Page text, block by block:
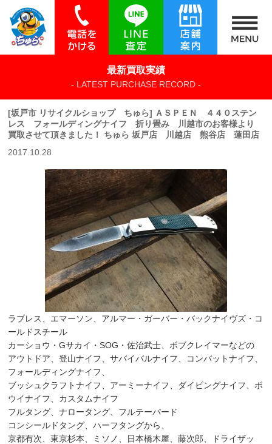
最新買取実績
- LATEST PURCHASE RECORD -
[坂戸市 リサイクルショップ ちゅら] ＡＳＰＥＮ ４４０ステン
レス フォールディングナイフ 折り畳み 川越市のお客様より
買取させて頂きました！ ちゅら 坂戸店 川越店 熊谷店 蓮田店
2017.10.28
ラブレス、エマーソン、アルマー・ガーバー・バックナイヴズ・コ
ールドスチール
カーショウ・Gサカイ・SOG・佐治武士、ボブクレイマーなどの
アウトドア、登山ナイフ、サバイバルナイフ、コンバットナイフ、
フォールディングナイフ、
ブッシュクラフトナイフ、アーミーナイフ、ダイビングナイフ、ボ
ウイナイフ、カスタムナイフ
フルタング、ナロータング、フルテーパード
コンシールドタング、ハーフタングから、
京都有次、東京杉本、ミソノ、日本橋木屋、藤次郎、ドライザッ